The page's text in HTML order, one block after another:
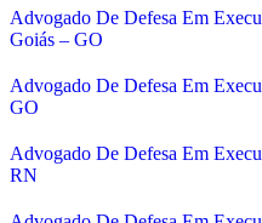
Advogado De Defesa Em
Goiás – GO
Advogado De Defesa Em
GO
Advogado De Defesa Em
RN